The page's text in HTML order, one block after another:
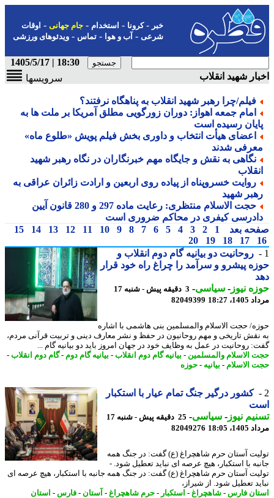
-کرونا-استخدام- جام جهانی-اوقات
شرعی-آب و هوا-تماس-ویدئوهای ورزشی
18:30 | 1405/5/17
شهید انقلاب
سرویسها
فیلم/چرا رهبر شهید انقلاب به پناهگاه نرفتند؟
امام جمعه اهواز: دوران زورگویی مطلق آمریکا بر ملت ها به
رسیده است
اعضای هیأت انتخاب و داوری بخش فیلم پویش «طلوع ماه»
شدند
نگاهی به نقش و جایگاه مهم خبرنگاران در نگاه رهبر شهید
روایت خسروپناه از پیاده روی اربعین و ارادت زائران عراقی به
شهید
حجت الاسلام منتظری: رعایت ماده 297 و 280 قانون آیین
کیفری در محاکم ضروری است
بعد
1
2
3
4
5
6
7
8
9
10
11
12
13
14
15
17
18
19
20
روحانیت دو بیانیه گام دوم انقلاب و
پیشرو و سرآمد را چراغ راه خود قرار
نیوز-سیاسی-
3 دقیقه پیش - شنبه 17
18:27
82049399
حجت الاسلام والمسلمین بنی هاشمی با اشاره
تاریخی و مهم روحانیون در حفظ و نشر معارف دینی و تربیت قرآنی مردم،
روحانیت در عمل به وظایف خود در جهان امروز باید دو بیانیه گام ...
الاسلام والمسلمین-بیانیه گام دوم انقلاب-بیانیه گام دوم -گام دوم انقلاب-
الاسلام-بیانیه-حوزه
کشور درگیر جنگ تمام عیار با استکبار
نیوز-سیاسی-
25 دقیقه پیش - شنبه 17
18:05
82049276
آستان حرم شاهچراغ (ع) گفت: در جنگ همه
با استکبار، هیچ عرصه ای نباید تعطیل شود. -
آستان حرم شاهچراغ (ع) گفت: در جنگ همه جانبه با استکبار، هیچ عرصه ای
تعطیل شود. از شیراز،
فارس-شاهچراغ- استکبار-حرم شاهچراغ- آستان-فارس-استان